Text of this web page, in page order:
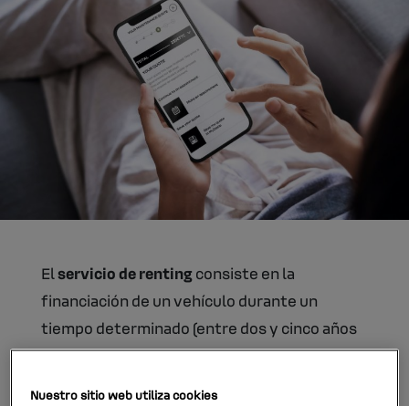
Elservicio de renting consiste en la
financiación de un vehículo durante un
tiempo determinado (entre dos y cinco años
normalmente), en el que se incluyen todos
Nuestro sitio web utiliza cookies